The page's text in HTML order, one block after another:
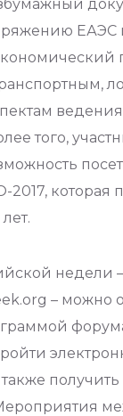
ЕАЭС
ведения
того,
2017, которая
недели –
– можно